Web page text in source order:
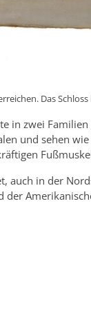
Das
in zwei
und sehen
auch in der
der